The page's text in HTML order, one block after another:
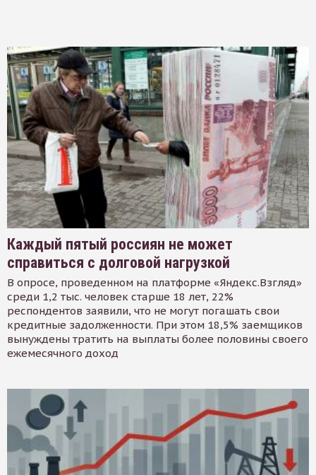
Каждый пятый россиян не может
справиться с долговой нагрузкой
В опросе, проведенном на платформе «Яндекс.Взгляд»
среди 1,2 тыс. человек старше 18 лет, 22%
респондентов заявили, что не могут погашать свои
кредитные задолженности. При этом 18,5% заемщиков
вынуждены тратить на выплаты более половины своего
ежемесячного доход